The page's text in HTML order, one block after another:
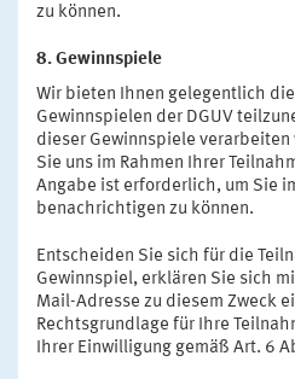
zu können.
8. Gewinnspiele
Wir bieten Ihnen gelegentlich
Gewinnspielen der DGUV
dieser Gewinnspiele
Sie uns im Rahmen Ihrer
Angabe ist erforderlich, um Sie
benachrichtigen zu können.
Entscheiden Sie sich für die
Gewinnspiel, erklären Sie sich
Mail-Adresse zu diesem Zweck
Rechtsgrundlage für Ihre
Ihrer Einwilligung gemäß Art. 6